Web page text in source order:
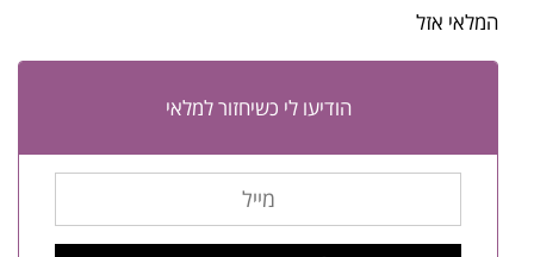
המלאי אזל
הודיעו לי כשיחזור למלאי